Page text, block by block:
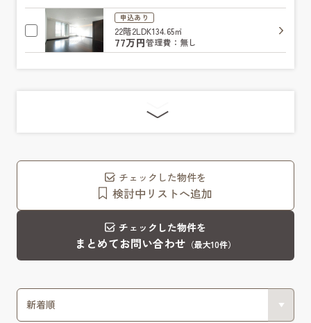
申込あり
22階2LDK134.65㎡
77万円管理費：無し
チェックした物件を
検討中リストへ追加
チェックした物件を
まとめてお問い合わせ （最大10件）